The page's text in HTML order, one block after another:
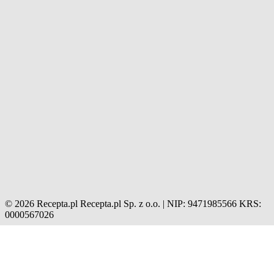
© 2026 Recepta.pl Recepta.pl Sp. z o.o. | NIP: 9471985566 KRS:
0000567026